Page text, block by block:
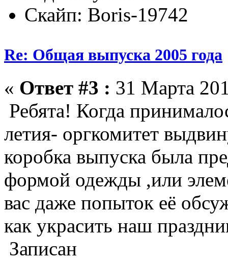
Скайп: Boris-19742
Re: Общая выпуска 2005 года
« Ответ #3 : 31 Марта
Ребята! Когда
летия- оргкомитет
коробка выпуска была
формой одежды ,или
вас даже попыток её
как украсить наш
Записан